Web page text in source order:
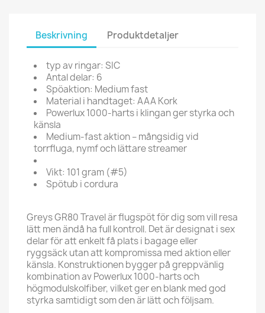
Beskrivning Produktdetaljer
typ av ringar: SIC
Antal delar: 6
Spöaktion: Medium fast
Material i handtaget: AAA Kork
Powerlux 1000-harts i klingan ger styrka och
känsla
Medium-fast aktion – mångsidig vid
torrfluga, nymf och lättare streamer
Vikt: 101 gram (#5)
Spötub i cordura
Greys GR80 Travel är flugspöt för dig som vill resa
lätt men ändå ha full kontroll. Det är designat i sex
delar för att enkelt få plats i bagage eller
ryggsäck utan att kompromissa med aktion eller
känsla. Konstruktionen bygger på greppvänlig
kombination av Powerlux 1000-harts och
högmodulskolfiber, vilket ger en blank med god
styrka samtidigt som den är lätt och följsam.